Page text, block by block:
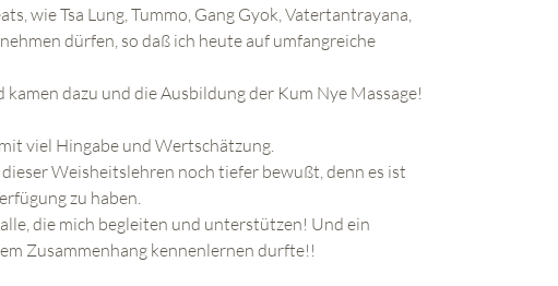
wie Tsa Lung, Tummo, Gang Gyok, Vatertantrayana,
dürfen, so daß ich heute auf umfangreiche
dazu und die Ausbildung der Kum Nye Massage!
viel Hingabe und Wertschätzung.
Weisheitslehren noch tiefer bewußt, denn es ist
zu haben.
die mich begleiten und unterstützen! Und ein
Zusammenhang kennenlernen durfte!!